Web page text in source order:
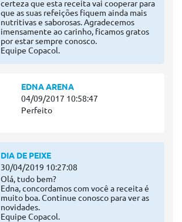
certeza que esta receita vai cooperar para
que as suas refeições fiquem ainda mais
nutritivas e saborosas. Agradecemos
imensamente ao carinho, ficamos gratos
por estar sempre conosco.
Equipe Copacol.
EDNA ARENA
04/09/2017 10:58:47
Perfeito
DIA DE PEIXE
30/04/2019 10:27:08
Olá, tudo bem?
Edna, concordamos com você a receita é
muito boa. Continue conosco para ver as
novidades.
Equipe Copacol.